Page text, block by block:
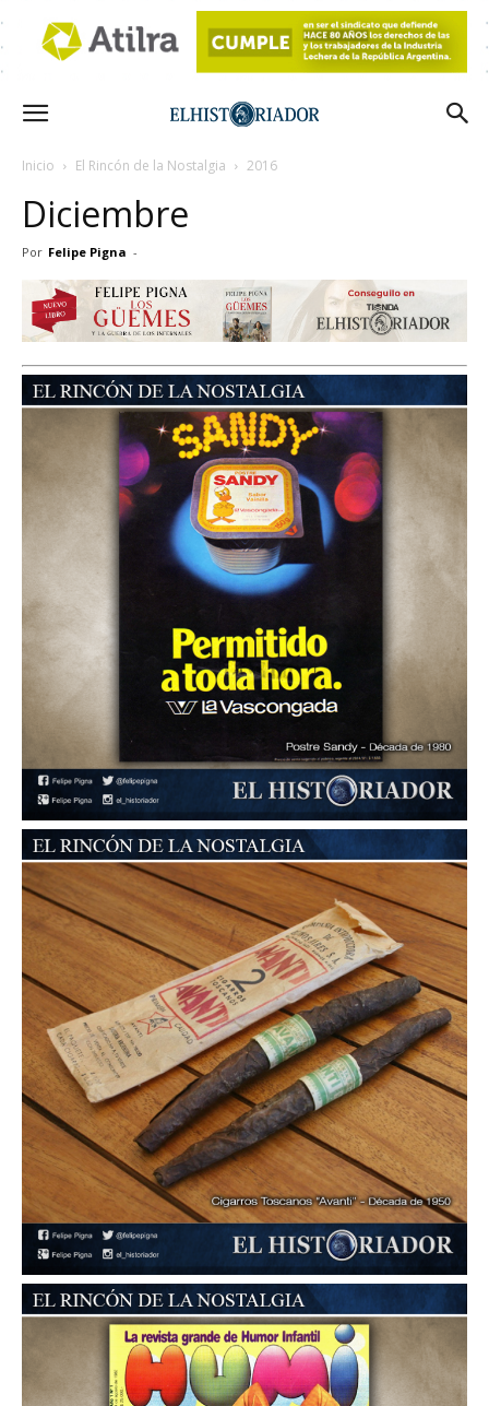
Inicio El Rincón de la Nostalgia 2016
Diciembre
Por Felipe Pigna -